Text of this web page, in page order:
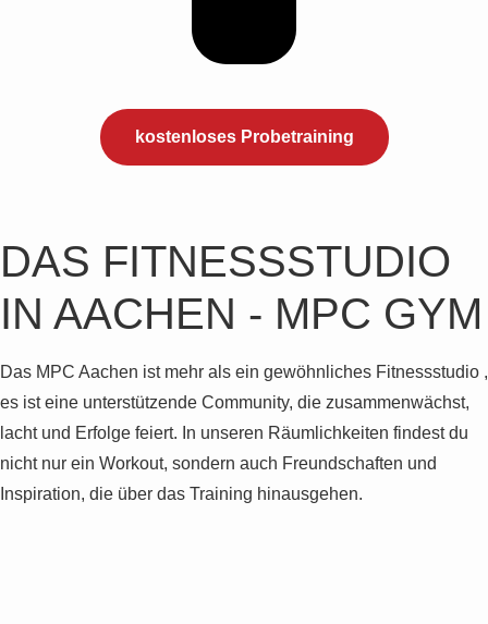
kostenloses Probetraining
DAS FITNESSSTUDIO
IN AACHEN - MPC GYM
Das MPC Aachen ist mehr als ein gewöhnliches Fitnessstudio ,
es ist eine unterstützende Community, die zusammenwächst,
lacht und Erfolge feiert. In unseren Räumlichkeiten findest du
nicht nur ein Workout, sondern auch Freundschaften und
Inspiration, die über das Training hinausgehen.